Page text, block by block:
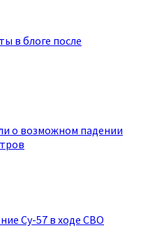
в блоге после
о возможном падении
Су-57 в ходе СВО